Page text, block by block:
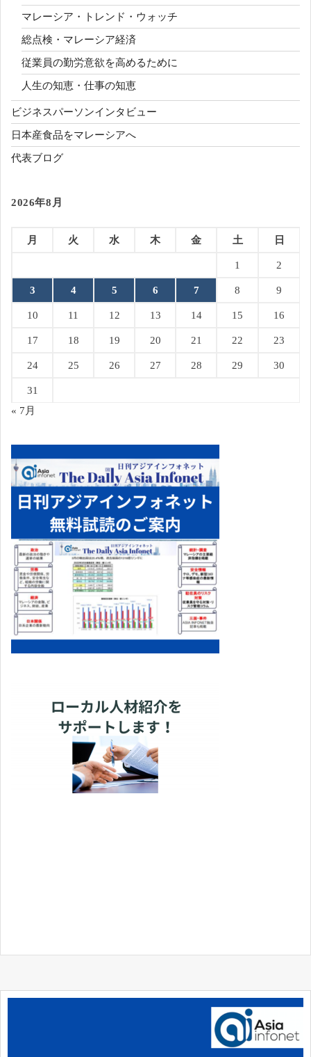
マレーシア・トレンド・ウォッチ
総点検・マレーシア経済
従業員の勤労意欲を高めるために
人生の知恵・仕事の知恵
ビジネスパーソンインタビュー
日本産食品をマレーシアへ
代表ブログ
2026年8月
月 火 水 木 金 土 日
1 2
3 4 5 6 7 8 9
10 11 12 13 14 15 16
17 18 19 20 21 22 23
24 25 26 27 28 29 30
31
« 7月